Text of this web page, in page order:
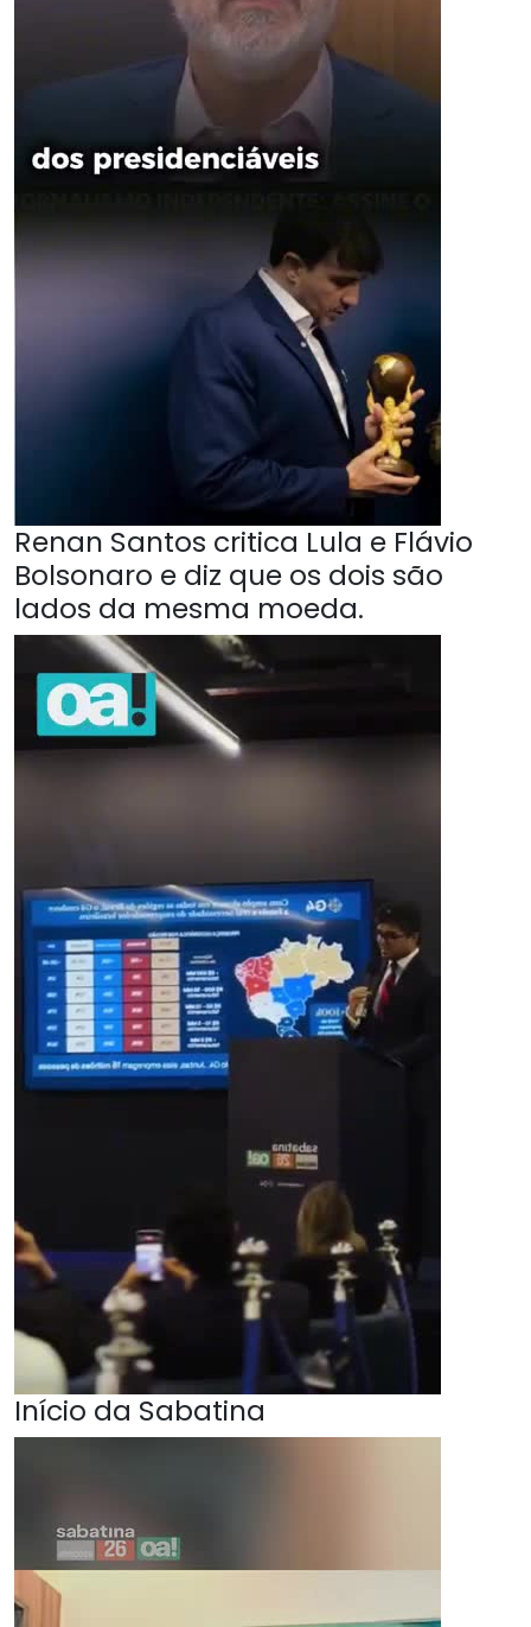
Renan Santos critica Lula e Flávio
Bolsonaro e diz que os dois são
lados da mesma moeda.
Início da Sabatina